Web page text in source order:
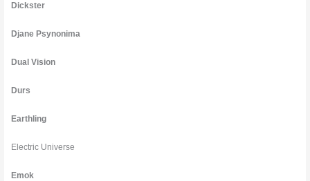
Dickster
Djane Psynonima
Dual Vision
Durs
Earthling
Electric Universe
Emok